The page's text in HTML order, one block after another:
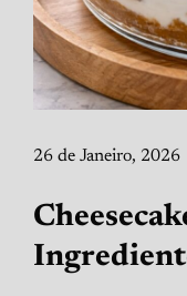
26 de Janeiro, 2026